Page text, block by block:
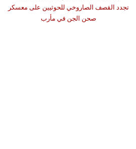
تجدد القصف الصاروخي للحوثيين على معسكر
صحن الجن في مأرب